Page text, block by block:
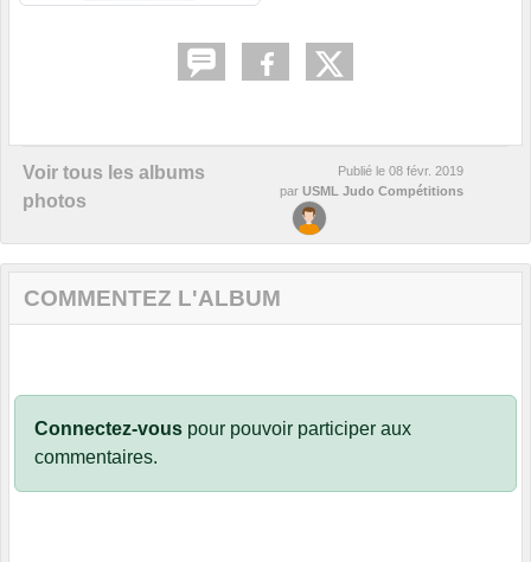
Voir tous les albums
photos
Publié le 08 févr. 2019
par USML Judo Compétitions
COMMENTEZ L'ALBUM
Connectez-vous pour pouvoir participer aux
commentaires.